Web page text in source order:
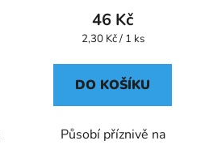
46 Kč
Měrná
2,30 Kč / 1 ks
DO KOŠÍKU
Působí příznivě na